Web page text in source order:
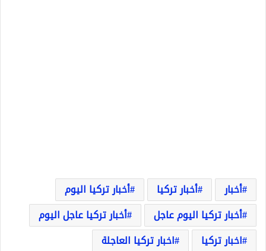
أخبار أخبار تركيا
أخبار تركيا اليوم
أخبار تركيا اليوم عاجل
أخبار تركيا عاجل اليوم
اخبار تركيا
اخبار تركيا العاجلة